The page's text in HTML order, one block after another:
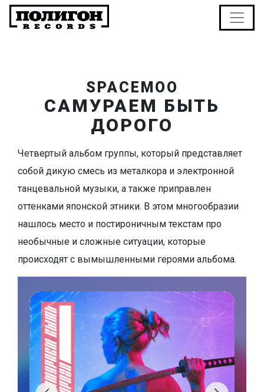
SPACEMOO
САМУРАЕМ БЫТЬ
ДОРОГО
Четвертый альбом группы, который представляет
собой дикую смесь из металкора и электронной
танцевальной музыки, а также приправлен
оттенками японской этники. В этом многообразии
нашлось место и постироничным текстам про
необычные и сложные ситуации, которые
происходят с вымышленными героями альбома.